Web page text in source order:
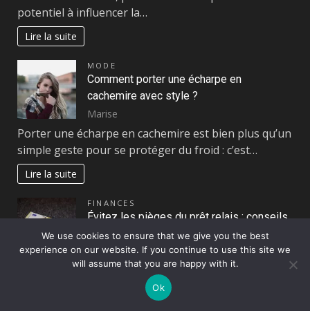
potentiel à influencer la…
Lire la suite
MODE
Comment porter une écharpe en
cachemire avec style ?
Marise
Porter une écharpe en cachemire est bien plus qu’un
simple geste pour se protéger du froid : c’est…
Lire la suite
FINANCES
Évitez les pièges du prêt relais : conseils
pratiques pour une transition en toute
sécurité
Marise
Le prêt relais reste une solution privilégiée pour les
propriétaires désirant acquérir un nouveau
We use cookies to ensure that we give you the best
experience on our website. If you continue to use this site we
will assume that you are happy with it.
Ok